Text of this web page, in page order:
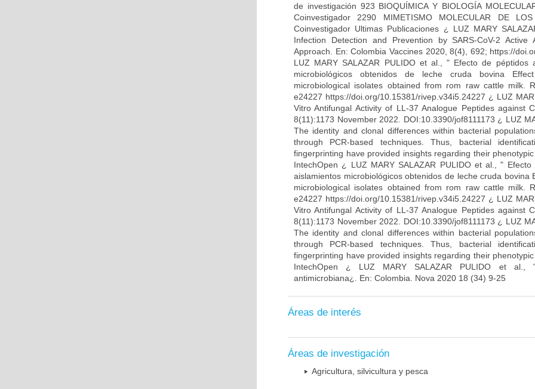
de investigación 923 BIOQUÍMICA Y BIOLOGÍA
Coinvestigador 2290 MIMETISMO MOLECULAR DE
Coinvestigador Ultimas Publicaciones ¿ LUZ MARY
Infection Detection and Prevention by SARS-CoV-2 Active
Approach. En: Colombia Vaccines 2020, 8(4), 692; https://
LUZ MARY SALAZAR PULIDO et al., " Efecto de péptidos
microbiológicos obtenidos de leche cruda bovina
microbiological isolates obtained from rom raw cattle milk.
e24227 https://doi.org/10.15381/rivep.v34i5.24227 ¿ LUZ
Vitro Antifungal Activity of LL-37 Analogue Peptides against
8(11):1173 November 2022. DOI:10.3390/jof8111173 ¿ LUZ
The identity and clonal differences within bacterial
through PCR-based techniques. Thus, bacterial
fingerprinting have provided insights regarding their
IntechOpen ¿ LUZ MARY SALAZAR PULIDO et al., "
aislamientos microbiológicos obtenidos de leche cruda bovina
microbiological isolates obtained from rom raw cattle milk.
e24227 https://doi.org/10.15381/rivep.v34i5.24227 ¿ LUZ
Vitro Antifungal Activity of LL-37 Analogue Peptides against
8(11):1173 November 2022. DOI:10.3390/jof8111173 ¿ LUZ
The identity and clonal differences within bacterial
through PCR-based techniques. Thus, bacterial
fingerprinting have provided insights regarding their
IntechOpen ¿ LUZ MARY SALAZAR PULIDO et al.,
antimicrobiana¿. En: Colombia. Nova 2020 18 (34) 9-25
Áreas de interés
Áreas de investigación
Agricultura, silvicultura y pesca